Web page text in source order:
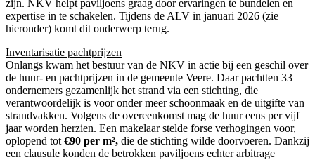
zijn. NKV helpt paviljoens graag door ervaringen te bundelen en
expertise in te schakelen. Tijdens de ALV in januari 2026 (zie
hieronder) komt dit onderwerp terug.
Inventarisatie pachtprijzen
Onlangs kwam het bestuur van de NKV in actie bij een geschil over
de huur- en pachtprijzen in de gemeente Veere. Daar pachtten 33
ondernemers gezamenlijk het strand via een stichting, die
verantwoordelijk is voor onder meer schoonmaak en de uitgifte van
strandvakken. Volgens de overeenkomst mag de huur eens per vijf
jaar worden herzien. Een makelaar stelde forse verhogingen voor,
oplopend tot €90 per m², die de stichting wilde doorvoeren. Dankzij
een clausule konden de betrokken paviljoens echter arbitrage